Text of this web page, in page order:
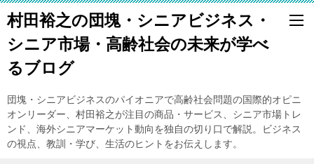
村田裕之の団塊・シニアビジネス・
シニア市場・高齢社会の未来が学べ
るブログ
団塊・シニアビジネスのパイオニアで高齢社会問題の国際的オピニ
オンリーダー、村田裕之が注目の商品・サービス、シニア市場トレ
ンド、海外シニアマーケット動向を独自の切り口で解説。ビジネス
の視点、教訓・学び、生活のヒントをお伝えします。